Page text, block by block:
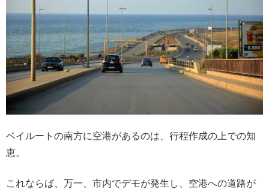
ベイルートの南方に空港があるのは、行程作成の上での知
恵。
これならば、万一、市内でデモが発生し、空港への道路が